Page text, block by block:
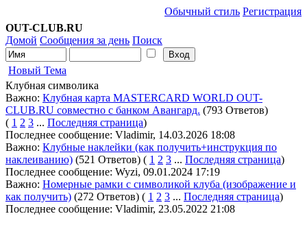
Обычный стиль Регистрация
OUT-CLUB.RU
Домой Сообщения за день Поиск
Новый Тема
Клубная символика
Важно: Клубная карта MASTERCARD WORLD OUT-
CLUB.RU совместно с банком Авангард. (793 Ответов)
( 1 2 3 ... Последняя страница)
Последнее сообщение: Vladimir, 14.03.2026 18:08
Важно: Клубные наклейки (как получить+инструкция по
наклеиванию) (521 Ответов) ( 1 2 3 ... Последняя страница)
Последнее сообщение: Wyzi, 09.01.2024 17:19
Важно: Номерные рамки с символикой клуба (изображение и
как получить) (272 Ответов) ( 1 2 3 ... Последняя страница)
Последнее сообщение: Vladimir, 23.05.2022 21:08